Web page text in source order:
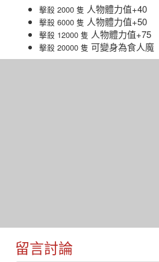
擊殺 2000 隻 人物體力值+40
擊殺 6000 隻 人物體力值+50
擊殺 12000 隻 人物體力值+75
擊殺 20000 隻 可變身為食人魔
留言討論